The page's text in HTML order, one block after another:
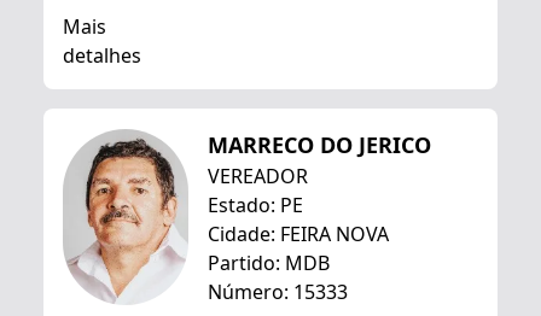
Mais
detalhes
MARRECO DO JERICO
VEREADOR
Estado: PE
Cidade: FEIRA NOVA
Partido: MDB
Número: 15333